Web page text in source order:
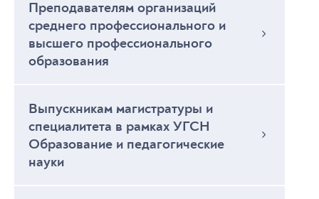
Преподавателям организаций
среднего профессионального и
высшего профессионального
образования
Выпускникам магистратуры и
специалитета в рамках УГСН
Образование и педагогические
науки